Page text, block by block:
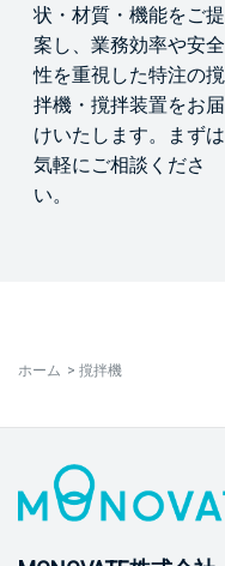
状・材質・機能をご提
案し、業務効率や安全
性を重視した特注の撹
拌機・撹拌装置をお届
けいたします。まずは
気軽にご相談くださ
い。
ホーム > 撹拌機